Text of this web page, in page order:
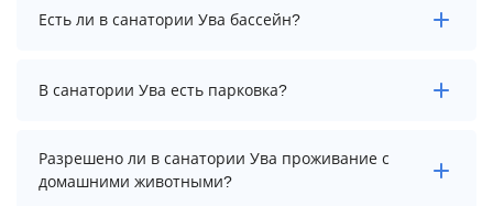
Заезд возможен после 12:00, а выезд необходимо
осуществить до 10:00.
Есть ли в санатории Ува бассейн?
Да. Всего на территории санатория Ува бассейнов: 2.
А именно: крытый бассейн, крытый бассейн в сауне.
телефону у менеджера.
В санатории Ува есть парковка?
В санатории Ува нет парковки.
Разрешено ли в санатории Ува проживание с
домашними животными?